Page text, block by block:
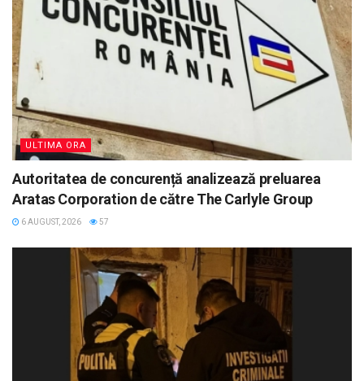
ULTIMA ORA
Autoritatea de concurență analizează preluarea
Aratas Corporation de către The Carlyle Group
6 AUGUST, 2026 57